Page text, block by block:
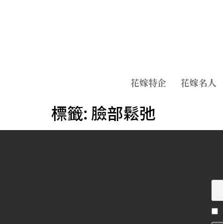
花嫁特企 花嫁名人
標籤: 臉部鬆弛